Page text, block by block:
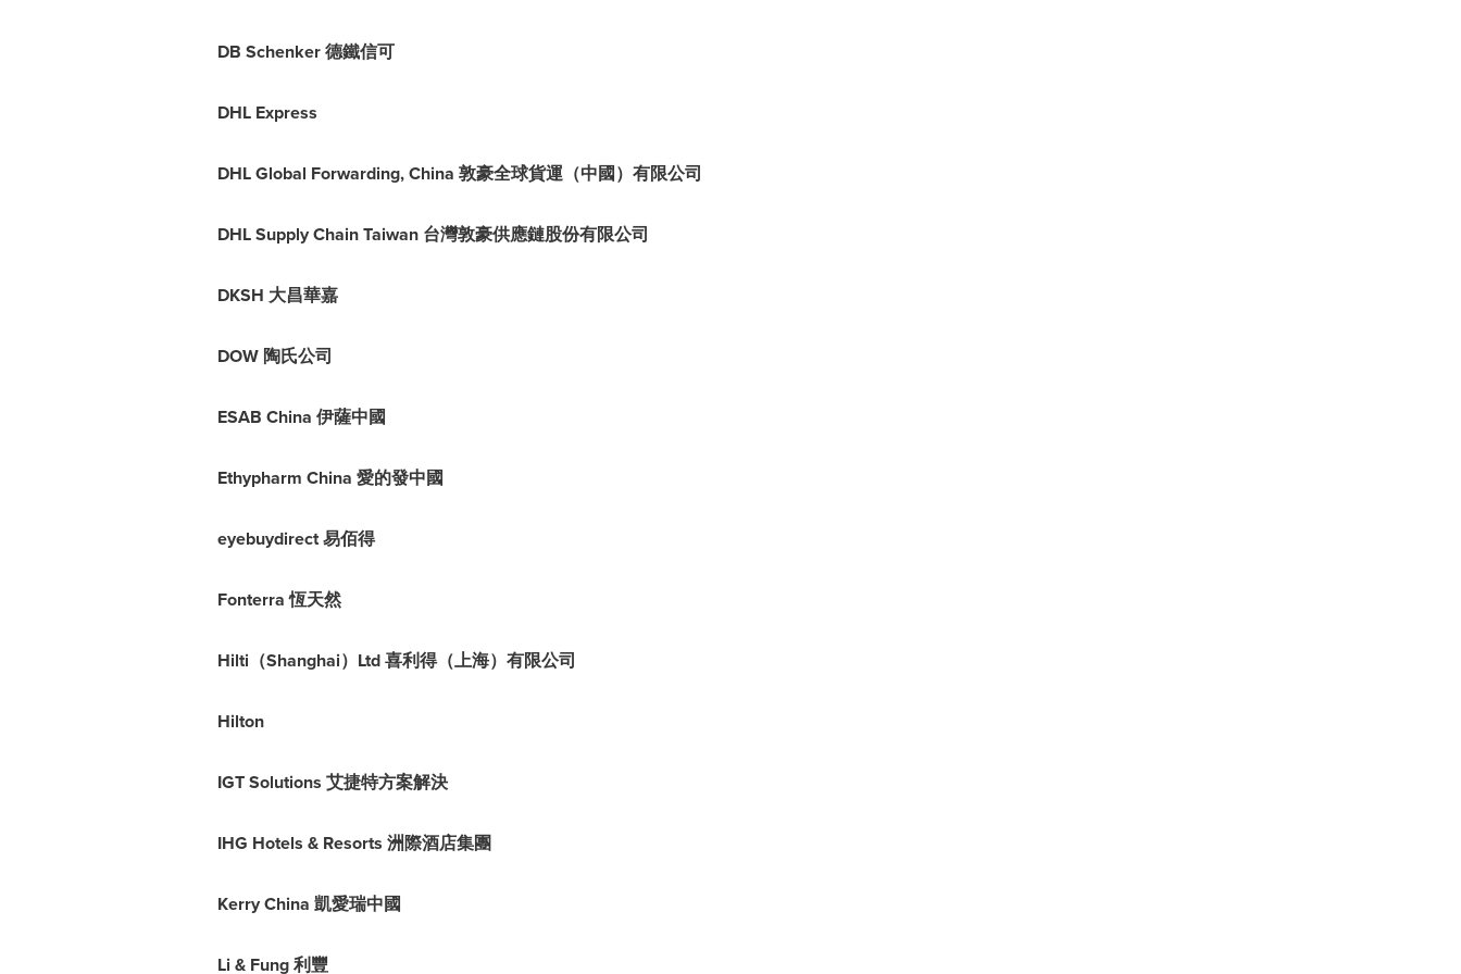
DB Schenker 德鐵信可
DHL Express
DHL Global Forwarding, China 敦豪全球貨運（中國）有限公司
DHL Supply Chain Taiwan 台灣敦豪供應鏈股份有限公司
DKSH 大昌華嘉
DOW 陶氏公司
ESAB China 伊薩中國
Ethypharm China 愛的發中國
eyebuydirect 易佰得
Fonterra 恆天然
Hilti（Shanghai）Ltd 喜利得（上海）有限公司
Hilton
IGT Solutions 艾捷特方案解決
IHG Hotels & Resorts 洲際酒店集團
Kerry China 凱愛瑞中國
Li & Fung 利豐